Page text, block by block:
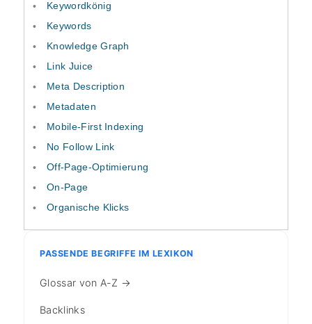
Keywordkönig
Keywords
Knowledge Graph
Link Juice
Meta Description
Metadaten
Mobile-First Indexing
No Follow Link
Off-Page-Optimierung
On-Page
Organische Klicks
PASSENDE BEGRIFFE IM LEXIKON
Glossar von A-Z →
Backlinks